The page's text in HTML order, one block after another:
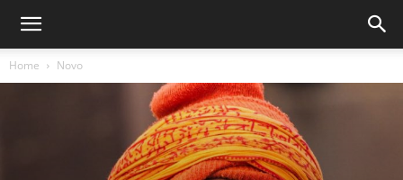
Home Novo